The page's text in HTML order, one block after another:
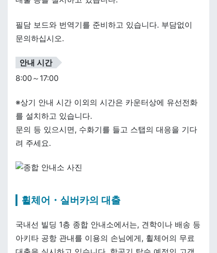
필담 보드와 번역기를 준비하고 있습니다. 부담없이
문의하십시오.
안내 시간
8:00～17:00
※상기 안내 시간 이외의 시간은 카운터상에 유선전화
를 설치하고 있습니다.
문의 등 있으시면, 수화기를 들고 스탭의 대응을 기다
려 주세요.
휠체어・실버카의 대출
국내선 빌딩 1층 종합 안내소에서는, 견학이나 배송 등
아키타 공항 관내를 이용의 손님에게, 휠체어의 무료